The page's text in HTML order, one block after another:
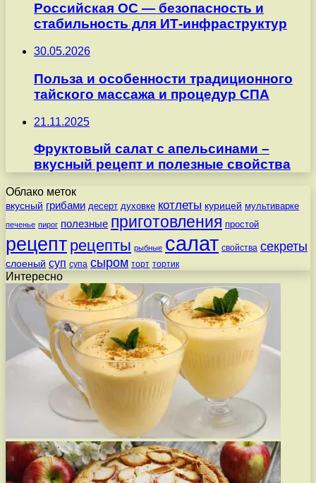
Российская ОС — безопасность и
стабильность для ИТ-инфраструктур
30.05.2026
Польза и особенности традиционного
тайского массажа и процедур СПА
21.11.2025
Фруктовый салат с апельсинами –
вкусный рецепт и полезные свойства
Облако меток
вкусный грибами десерт духовке котлеты курицей мультиварке
печенье пирог полезные приготовления простой
рецепт рецепты рыбные салат свойства секреты
слоеный суп супа сыром торт тортик
Интересно